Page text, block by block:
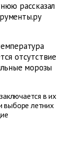
рассказал
отсутствие
морозы
в их
выборе летних